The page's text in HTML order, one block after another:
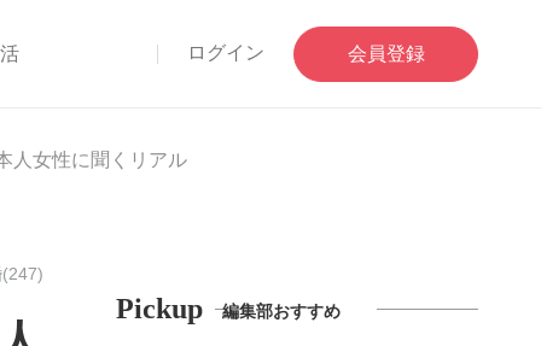
ログイン 会員登録
人女性に聞くリアル
Pickup 編集部おすすめ